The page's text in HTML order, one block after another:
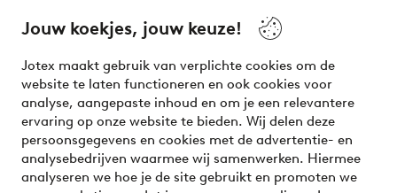
Jouw koekjes, jouw keuze!
Jotex maakt gebruik van verplichte cookies om de
website te laten functioneren en ook cookies voor
analyse, aangepaste inhoud en om je een relevantere
ervaring op onze website te bieden. Wij delen deze
persoonsgegevens en cookies met de advertentie- en
analysebedrijven waarmee wij samenwerken. Hiermee
analyseren we hoe je de site gebruikt en promoten we
your wardrobe. Your next inspiring look is here!
Veilig betalen - Nu betalen of opsplitsen
Wil je meer weten over onze betaalopties?